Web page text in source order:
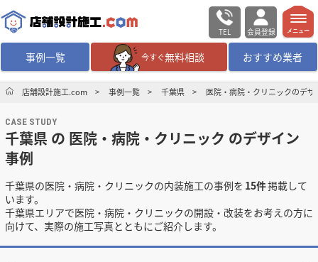
TEL 会員登録
事例一覧 今すぐ無料相談 おすすめ業者
無料相談 ログイン／会員登録
デザイン設計・施工 業者を探す
マッチング案件一覧
店舗設計施工.comとは
メニュー
店舗設計施工.com 事例一覧 千葉県 医院・病院・クリニックのデザ
CASE STUDY
千葉県 の 医院・病院・クリニック のデザイン
事例
千葉県の医院・病院・クリニックの内装施工の事例を 15件掲載して
います。
千葉県エリアで医院・病院・クリニックの開設・改装をお考えの方に
向けて、実際の施工写真とともにご紹介します。